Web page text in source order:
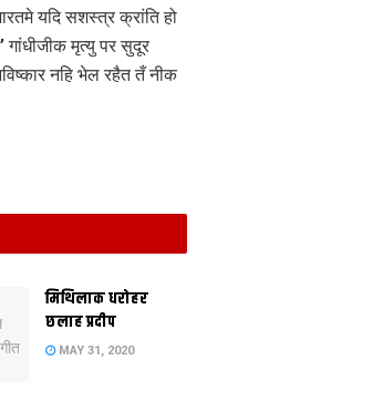
यदि सशस्त्र क्रांति हो
गांधीजीक मृत्यु पर सुदूर
नहि भेल रहैत तँ नीक
मिथिलाक धरोहर
छलाह प्रदीप
MAY 31, 2020